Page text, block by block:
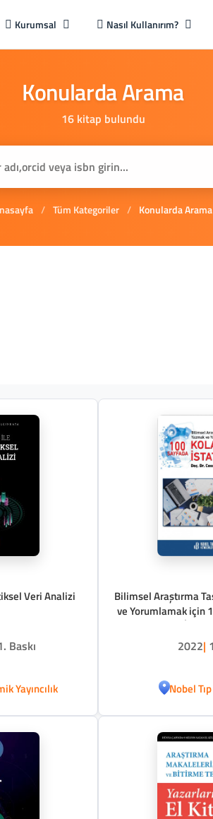
Kurumsal Nasıl Kullanırım?
KonulardaArama
16 kitap bulundu
/ Tüm Kategoriler / Konularda Arama
Veri Analizi
Baskı
Yayıncılık
Bilimsel Araştırma
ve Yorumlamak için
2022|
Nobel